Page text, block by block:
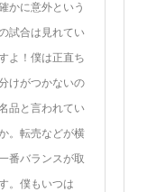
かに意外という
試合は見れてい
よ！僕は正直ち
けがつかないの
品と言われてい
。転売などが横
番バランスが取
。僕もいつは